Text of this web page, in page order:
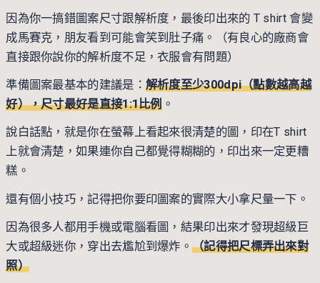
因為你一搞錯圖案尺寸跟解析度，最後印出來的 T shirt 會變
成馬賽克，朋友看到可能會笑到肚子痛。（有良心的廠商會
直接跟你說你的解析度不足，衣服會有問題）
準備圖案最基本的建議是： 解析度至少300dpi（點數越高越
好），尺寸最好是直接1:1比例。
說白話點，就是你在螢幕上看起來很清楚的圖，印在T shirt
上就會清楚，如果連你自己都覺得糊糊的，印出來一定更糟
糕。
還有個小技巧，記得把你要印圖案的實際大小拿尺量一下。
因為很多人都用手機或電腦看圖，結果印出來才發現超級巨
大或超級迷你，穿出去尷尬到爆炸。（記得把尺標弄出來對
照）